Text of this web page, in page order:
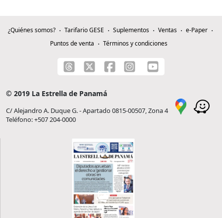
¿Quiénes somos? Tarifario GESE Suplementos Ventas
e-Paper
Puntos de venta
Términos y condiciones
© 2019 La Estrella de Panamá
C/ Alejandro A. Duque G. - Apartado 0815-00507, Zona 4
Teléfono: +507 204-0000